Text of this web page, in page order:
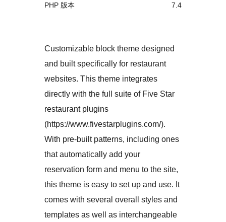
PHP 版本
7.4
Customizable block theme designed
and built specifically for restaurant
websites. This theme integrates
directly with the full suite of Five Star
restaurant plugins
(https://www.fivestarplugins.com/).
With pre-built patterns, including ones
that automatically add your
reservation form and menu to the site,
this theme is easy to set up and use. It
comes with several overall styles and
templates as well as interchangeable